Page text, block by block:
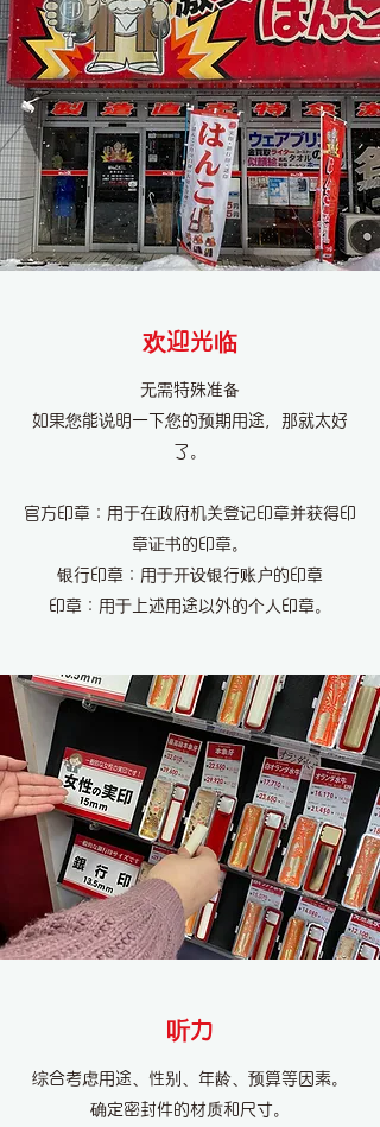
欢迎光临
无需特殊准备
如果您能说明一下您的预期用途，那就太好
了。
官方印章：用于在政府机关登记印章并获得印
章证书的印章。
银行印章：用于开设银行账户的印章
印章：用于上述用途以外的个人印章。
听力
综合考虑用途、性别、年龄、预算等因素。
确定密封件的材质和尺寸。